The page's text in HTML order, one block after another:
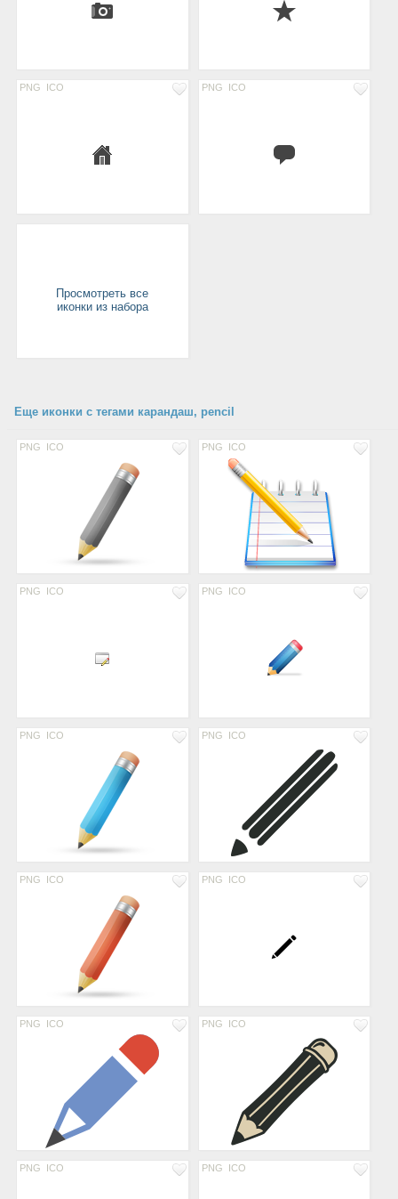
PNG ICO PNG ICO
Просмотреть все
иконки из набора
Еще иконки с тегами карандаш, pencil
PNG ICO PNG ICO
PNG ICO PNG ICO
PNG ICO PNG ICO
PNG ICO PNG ICO
PNG ICO PNG ICO
PNG ICO PNG ICO